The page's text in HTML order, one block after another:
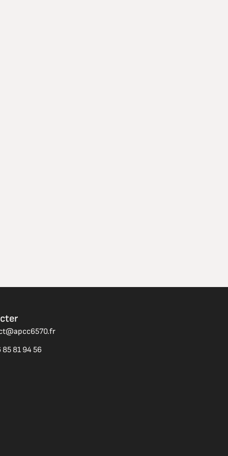
81 94 56